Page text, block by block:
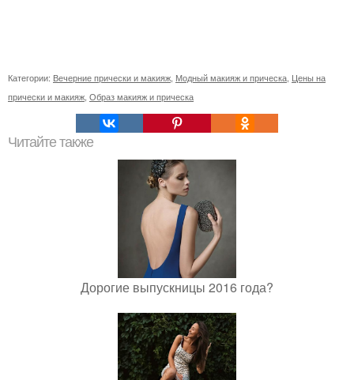
Категории: Вечерние прически и макияж Модный макияж и прическа Цены на
прически и макияж Образ макияж и прическа
Читайте также
Дорогие выпускницы 2016 года?